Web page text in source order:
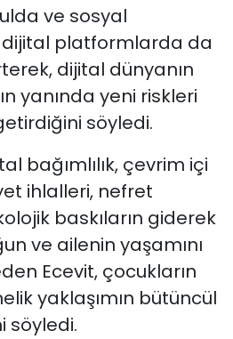
ve sosyal
platformlarda da
dijital dünyanın
yanında yeni riskleri
söyledi.
bağımlılık, çevrim içi
ihlalleri, nefret
baskıların giderek
ve ailenin yaşamını
Ecevit, çocukların
yaklaşımın bütüncül
söyledi.